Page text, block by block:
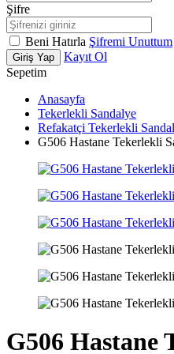
Şifre
Beni Hatırla Şifremi Unuttum
Giriş Yap
Kayıt Ol
Sepetim
Anasayfa
Tekerlekli Sandalye
Refakatçi Tekerlekli
G506 Hastane Tekerlekli
G506 Hastane